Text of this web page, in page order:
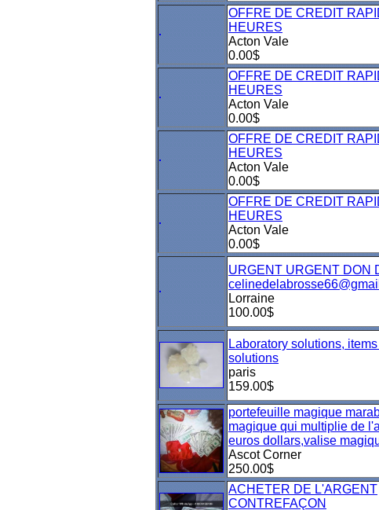
OFFRE DE CREDIT
HEURES
Acton Vale
0.00$
OFFRE DE CREDIT
HEURES
Acton Vale
0.00$
OFFRE DE CREDIT
HEURES
Acton Vale
0.00$
OFFRE DE CREDIT
HEURES
Acton Vale
0.00$
URGENT URGENT DON
Lorraine
100.00$
Laboratory solutions, items
solutions
paris
159.00$
portefeuille magique
magique qui multiplie de
euros dollars,valise
Ascot Corner
250.00$
ACHETER DE L'ARGENT
CONTREFAÇON